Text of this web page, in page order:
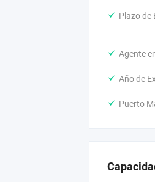
Plazo de
Agente
Año de
Puerto